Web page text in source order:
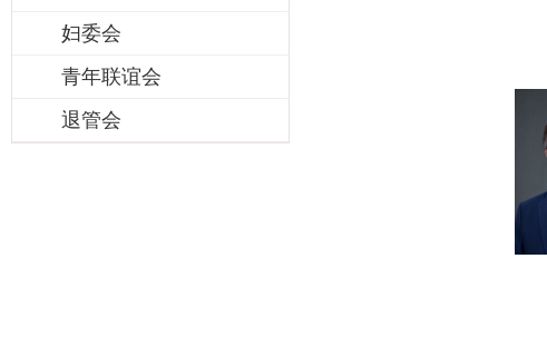
妇委会
青年联谊会
退管会